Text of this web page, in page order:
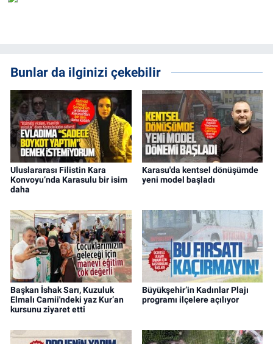
Bunlar da ilginizi çekebilir
Uluslararası Filistin Kara
Konvoyu’nda Karasulu bir isim
daha
Karasu'da kentsel dönüşümde
yeni model başladı
Başkan İshak Sarı, Kuzuluk
Elmalı Camii'ndeki yaz Kur’an
kursunu ziyaret etti
Büyükşehir’in Kadınlar Plajı
programı ilçelere açılıyor